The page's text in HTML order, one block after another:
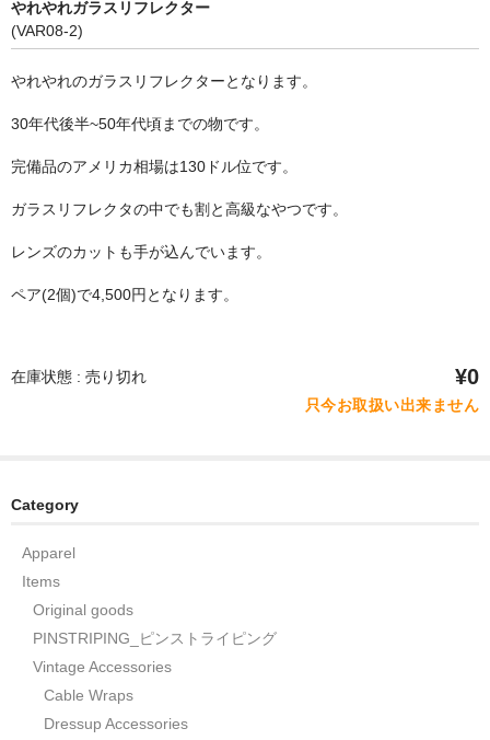
やれやれガラスリフレクター
(VAR08-2)
やれやれのガラスリフレクターとなります。
30年代後半~50年代頃までの物です。
完備品のアメリカ相場は130ドル位です。
ガラスリフレクタの中でも割と高級なやつです。
レンズのカットも手が込んでいます。
ペア(2個)で4,500円となります。
在庫状態 : 売り切れ ¥0
只今お取扱い出来ません
Category
Apparel
Items
Original goods
PINSTRIPING_ピンストライピング
Vintage Accessories
Cable Wraps
Dressup Accessories